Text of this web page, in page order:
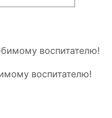
воспитателю!